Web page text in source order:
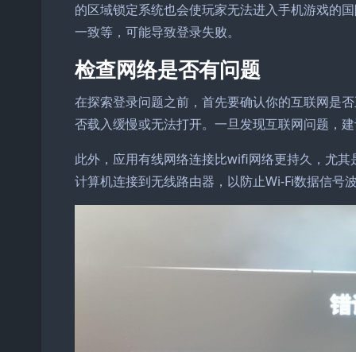
的区域锁定系统也会使玩家无法进入手机游戏的
一致等，可能导致登录失败。
检查网络是否有问题
在探索登录问题之前，首先要确认你的互联网是
否载入缓慢或无法打开。一旦发现互联网问题，
此外，应用有线网络连接比wifi网络更持久，尤
计算机连接到无线路由器，以防止Wi-Fi数据信号